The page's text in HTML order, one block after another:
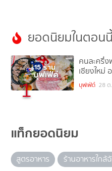
ยอดนิยมในตอน
1
คนละครึ่
เชียงใหม่
บุฟเฟ่ต์ 28
แท็กยอดนิยม
สูตรอาหาร ร้านอาหารใกล้